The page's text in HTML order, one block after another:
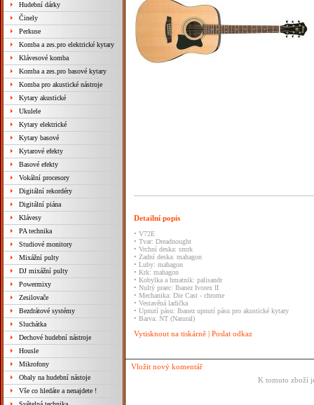
Hudební dárky
Činely
Perkuse
Komba a zes.pro elektrické kytary
Klávesové komba
Komba a zes.pro basové kytary
Komba pro akustické nástroje
Kytary akustické
Ukulele
Kytary elektrické
Kytary basové
Kytarové efekty
Basové efekty
Vokální procesory
Digitální rekordéry
Digitální piána
Klávesy
PA technika
Studiové monitory
Mixážní pulty
DJ mixážní pulty
Powermixy
Zesilovače
Bezdrátové systémy
Sluchátka
Dechové hudební nástroje
Housle
Mikrofony
Obaly na hudební nástoje
Vše co hledáte a nenajdete !
Detailní popis
• V72E
• Tvar: Dreadnought
• Vrchní deska: smrk
• Zadní deska: mahagon
• Luby: mahagon
• Krk: mahagon
• Kobylka a hmatnik: palisandr
• Nultý praec: Ibanez Ivorex II
• Mechanika: Die Cast - chrome
• Vestavěná ladička
• Upnutí pásu: Ibanez upnutí pásu pro akustické kytary
• Barva: NT (Natural)
Vytisknout na tiskárně | Poslat odkaz
Vložit nový komentář
K tomuto zboží